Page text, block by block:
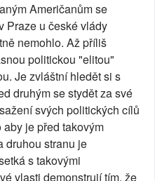
Američanům se
Praze u české vlády
nemohlo. Až příliš
politickou "elitou"
Je zvláštní hledět si s
druhým se stydět za své
svých politických cílů
je před takovým
druhou stranu je
s takovými
vlasti demonstrují tím, že